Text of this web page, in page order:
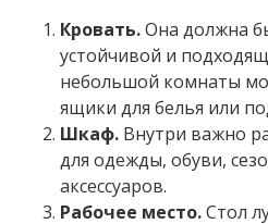
Кровать.Она должна
устойчивой и
небольшой комнаты
ящики для белья или
Шкаф. Внутри важно
для одежды, обуви,
аксессуаров.
Рабочее место.Стол